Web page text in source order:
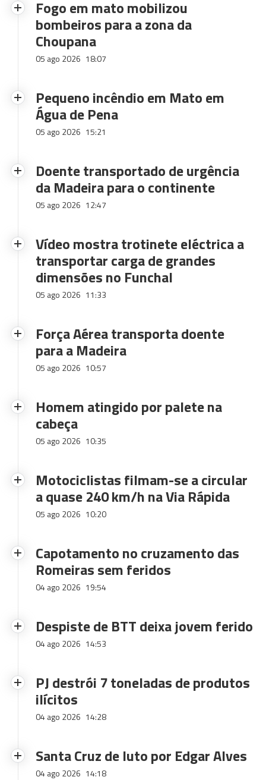
Fogo em mato mobilizou
bombeiros para a zona da
Choupana
05 ago 2026 18:07
Pequeno incêndio em Mato em
Água de Pena
05 ago 2026 15:21
Doente transportado de urgência
da Madeira para o continente
05 ago 2026 12:47
Vídeo mostra trotinete eléctrica a
transportar carga de grandes
dimensões no Funchal
05 ago 2026 11:33
Força Aérea transporta doente
para a Madeira
05 ago 2026 10:57
Homem atingido por palete na
cabeça
05 ago 2026 10:35
Motociclistas filmam-se a circular
a quase 240 km/h na Via Rápida
05 ago 2026 10:20
Capotamento no cruzamento das
Romeiras sem feridos
04 ago 2026 19:54
Despiste de BTT deixa jovem ferido
04 ago 2026 14:53
PJ destrói 7 toneladas de produtos
ilícitos
04 ago 2026 14:28
Santa Cruz de luto por Edgar Alves
04 ago 2026 14:18